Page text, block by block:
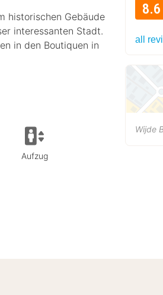
historischen Gebäude
interessanten Stadt.
in den Boutiquen in
Aufzug
8.6
all
Wijde